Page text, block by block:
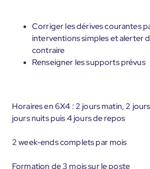
Corriger les dérives courantes
interventions simples et alerter
contraire
Renseigner les supports prévus
Horaires en 6X4 : 2 jours matin, 2
jours nuits puis 4 jours de repos
2 week-ends complets par mois
Formation de 3 mois sur le poste